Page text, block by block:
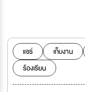
และเติบโต จึงต้องการผู้ร่
Laboratories (1969) Co.,
manufacturers
domestically and
experience including
continuously been
แชร์ เก็บงาน
ร้องเรียน